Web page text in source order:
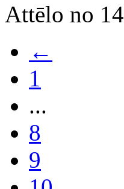
Attēlo no
←
1
...
8
9